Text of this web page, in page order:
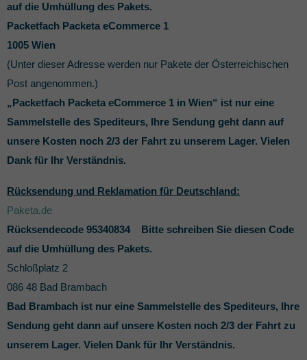
auf die Umhüllung des Pakets.
Packetfach Packeta eCommerce 1
1005 Wien
(Unter dieser Adresse werden nur Pakete der Österreichischen
Post angenommen.)
„Packetfach Packeta eCommerce 1 in Wien“ ist nur eine
Sammelstelle des Spediteurs, Ihre Sendung geht dann auf
unsere Kosten noch 2/3 der Fahrt zu unserem Lager. Vielen
Dank für Ihr Verständnis.
Rücksendung und Reklamation für Deutschland:
Paketa.de
Rücksendecode 95340834 Bitte schreiben Sie diesen Code
auf die Umhüllung des Pakets.
Schloßplatz 2
086 48 Bad Brambach
Bad Brambach ist nur eine Sammelstelle des Spediteurs, Ihre
Sendung geht dann auf unsere Kosten noch 2/3 der Fahrt zu
unserem Lager. Vielen Dank für Ihr Verständnis.